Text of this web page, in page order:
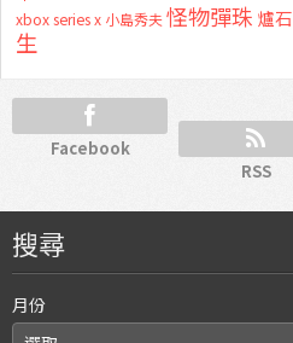
xbox series x 小島秀夫怪物彈珠 爐石
生
Facebook
RSS
搜尋
月份